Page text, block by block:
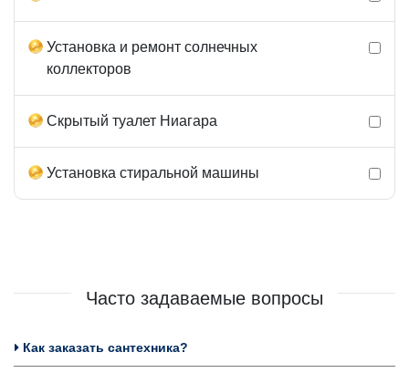
Установка и ремонт солнечных
коллекторов
Скрытый туалет Ниагара
Установка стиральной машины
Часто задаваемые вопросы
Как заказать сантехника?